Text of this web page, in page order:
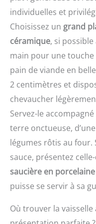
individuelles et
Choisissez un grand
céramique, si
main pour une touche
pain de viande en
2 centimètres et
chevaucher
Servez-le
terre onctueuse,
légumes rôtis au four.
sauce, présentez
saucière en porcelaine
puisse se servir à sa
Où trouver la